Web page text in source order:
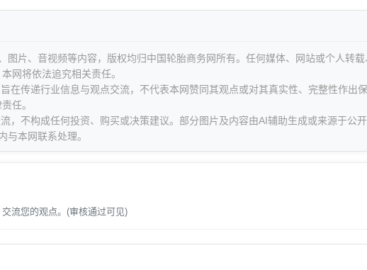
图片、音视频等内容，版权均归中国轮胎商务网所有。任何媒体、网站或个人转
网将依法追究相关责任。
在传递行业信息与观点交流，不代表本网赞同其观点或对其真实性、完整性作出
任。
，不构成任何投资、购买或决策建议。部分图片及内容由AI辅助生成或来源于公
与本网联系处理。
流您的观点。(审核通过可见)